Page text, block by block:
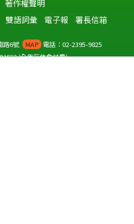
著作權聲明
雙語詞彙 電子報 署長信箱
路6號 MAP 電話：02-2395-9825
(全年無休免付費)